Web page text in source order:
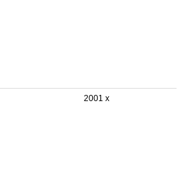
2001 x